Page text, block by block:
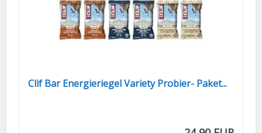
Clif Bar Energieriegel Variety Probier- Paket...